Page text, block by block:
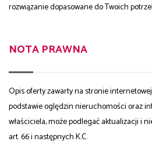
rozwiązanie dopasowane do Twoich
NOTA PRAWNA
Opis oferty zawarty na stronie
podstawie oględzin nieruchomości oraz
właściciela, może podlegać aktualizacji i
art. 66 i następnych K.C.